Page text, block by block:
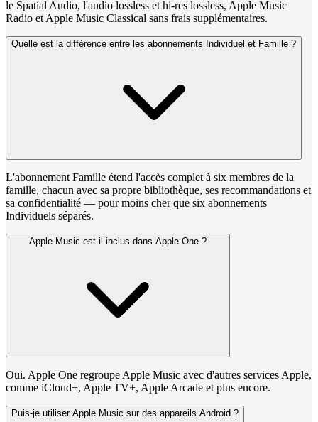
le Spatial Audio, l'audio lossless et hi-res lossless, Apple Music
Radio et Apple Music Classical sans frais supplémentaires.
Quelle est la différence entre les abonnements Individuel et Famille ?
L'abonnement Famille étend l'accès complet à six membres de la
famille, chacun avec sa propre bibliothèque, ses recommandations et
sa confidentialité — pour moins cher que six abonnements
Individuels séparés.
Apple Music est-il inclus dans Apple One ?
Oui. Apple One regroupe Apple Music avec d'autres services Apple,
comme iCloud+, Apple TV+, Apple Arcade et plus encore.
Puis-je utiliser Apple Music sur des appareils Android ?